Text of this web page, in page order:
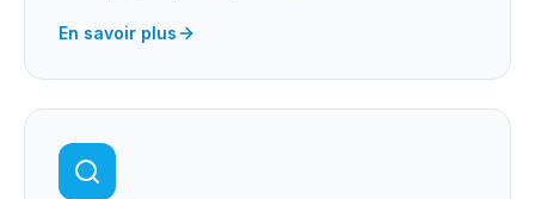
En savoir plus